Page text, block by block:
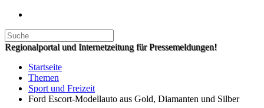
Regionalportal und Internetzeitung für Pressemeldungen!
Startseite
Themen
Sport und Freizeit
Ford Escort-Modellauto aus Gold, Diamanten und Silber